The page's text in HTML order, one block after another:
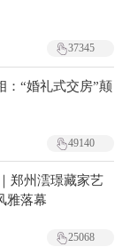
37345
：“婚礼式交房”颠
49140
郑州澐璟藏家艺
雅落幕
25068